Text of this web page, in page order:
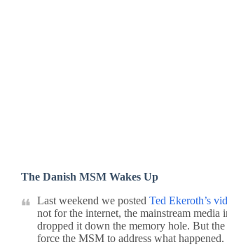
The Danish MSM Wakes Up
Last weekend we posted Ted Ekeroth’s
not for the internet, the mainstream
dropped it down the memory hole. But
force the MSM to address what happened.